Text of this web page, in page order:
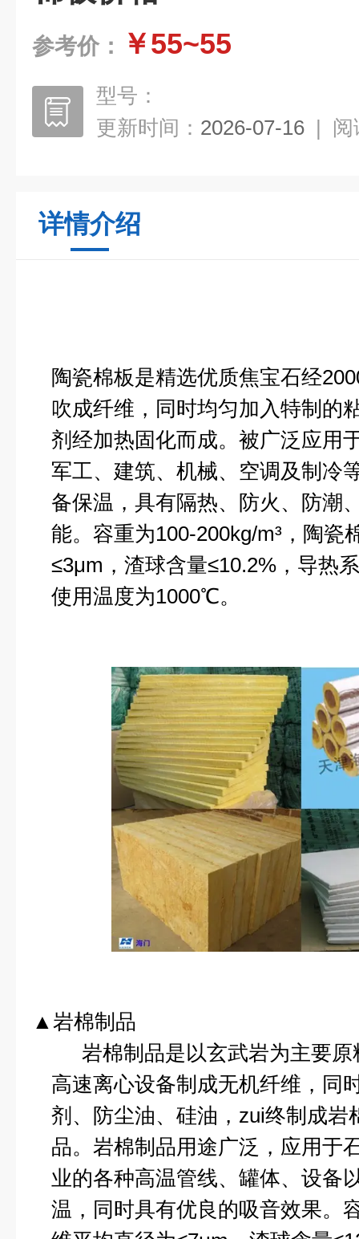
参考价： ￥55~55
型号：
更新时间： 2026-07-16 | 阅
详情介绍
陶瓷棉板是精选优质焦宝石经
吹成纤维，同时均匀加入特制的
剂经加热固化而成。被广泛应用
军工、建筑、机械、空调及制冷
备保温，具有隔热、防火、防潮
能。容重为100-200kg/m³，陶瓷
≤3μm ，渣球含量≤10.2% ，导热
使用温度为1000℃。
▲岩棉制品
岩棉制品是以玄武岩为主要
高速离心设备制成无机纤维，同
剂、防尘油、硅油，zui终制成岩
品。岩棉制品用途广泛，应用于
业的各种高温管线、罐体、设备
温，同时具有优良的吸音效果。